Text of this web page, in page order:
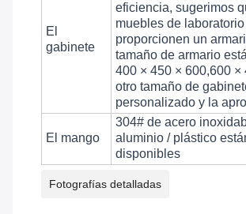
El
gabinete
eficiencia, sugerimos
muebles de laboratorio
proporcionen un
tamaño de armario
400 × 450 × 600,600 ×
otro tamaño de
personalizado y la
El mango
304# de acero
aluminio / plástico
disponibles
Fotografías detalladas